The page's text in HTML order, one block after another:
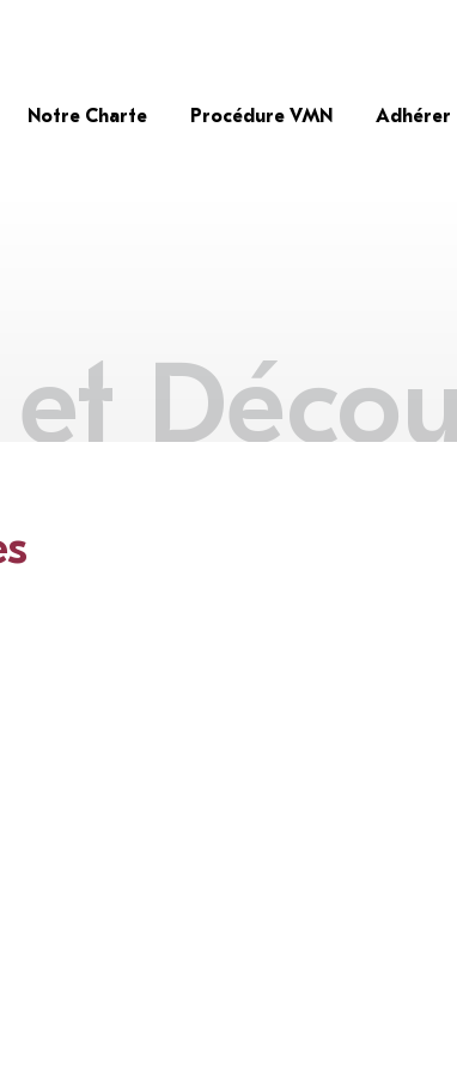
Notre Charte Procédure VMN Adhérer